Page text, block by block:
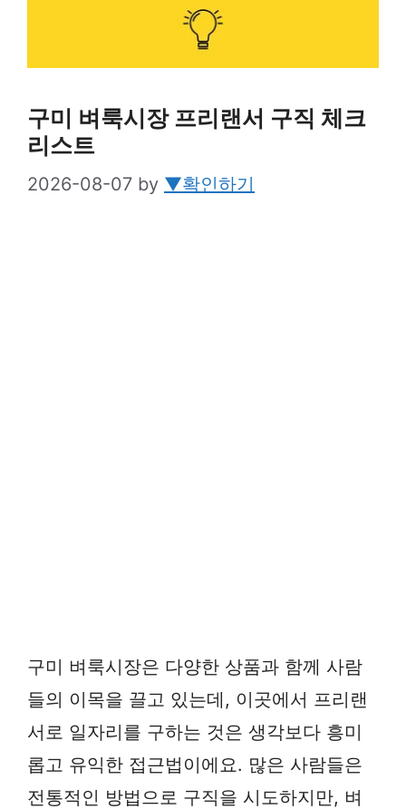
구미 벼룩시장 프리랜서 구직 체크
리스트
2026-08-07 by ▼확인하기
구미 벼룩시장은 다양한 상품과 함께 사람
들의 이목을 끌고 있는데, 이곳에서 프리랜
서로 일자리를 구하는 것은 생각보다 흥미
롭고 유익한 접근법이에요. 많은 사람들은
전통적인 방법으로 구직을 시도하지만, 벼